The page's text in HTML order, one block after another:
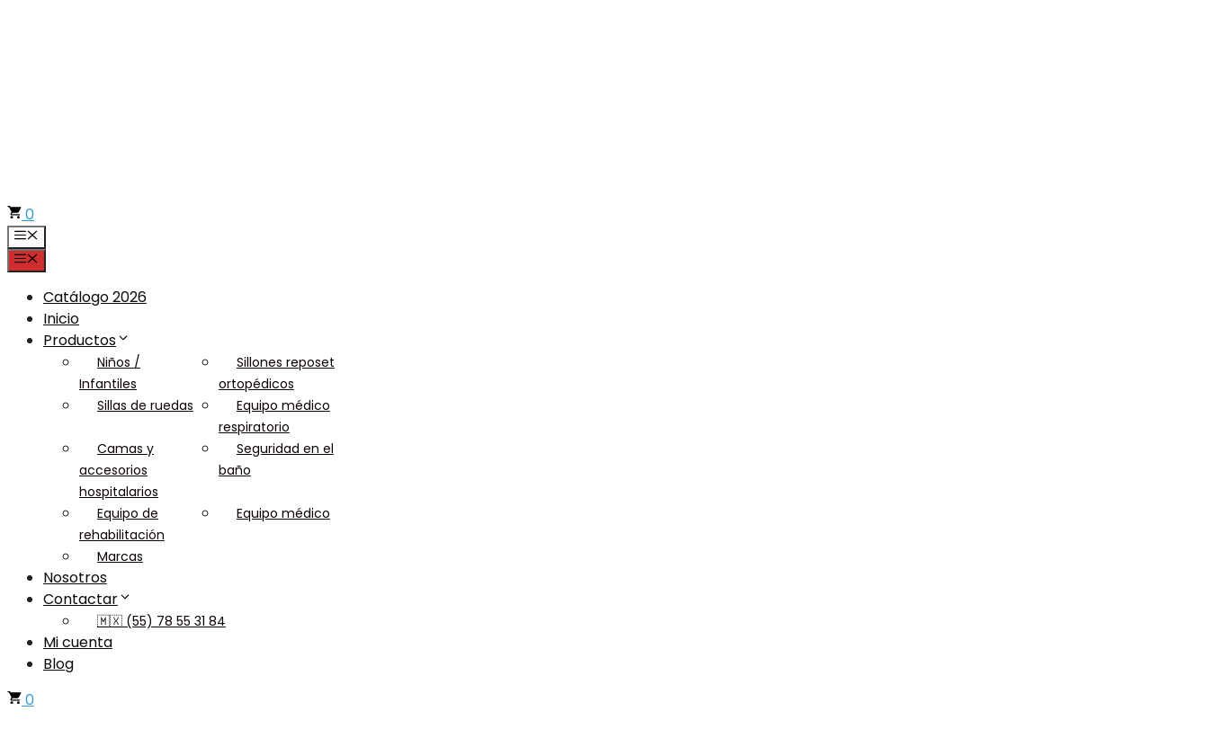
0
Menú
Menú
Catálogo 2026
Inicio
Productos
Niños /
Infantiles
Sillones reposet
ortopédicos
Sillas de ruedas
Equipo médico
respiratorio
Camas y
accesorios
hospitalarios
Seguridad en el
baño
Equipo de
rehabilitación
Equipo médico
Marcas
Nosotros
Contactar
🇲🇽 (55) 78 55 31 84
Mi cuenta
Blog
0